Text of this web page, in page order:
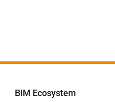
BIM Ecosystem